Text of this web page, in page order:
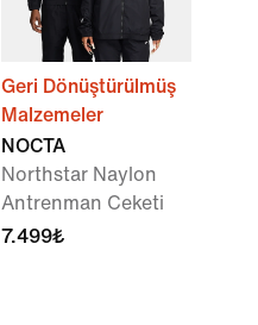
Geri Dönüştürülmüş
Malzemeler
NOCTA
Northstar Naylon
Antrenman Ceketi
7.499₺